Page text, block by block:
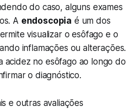
do caso, alguns exames
A endoscopia é um dos
visualizar o esôfago e o
inflamações ou alterações.
acidez no esôfago ao longo do
o diagnóstico.
e outras avaliações